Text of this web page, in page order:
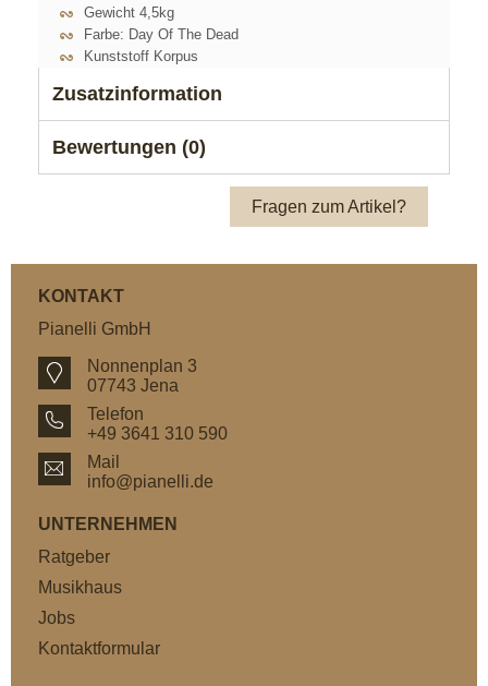
Gewicht 4,5kg
Farbe: Day Of The Dead
Kunststoff Korpus
Zusatzinformation
Bewertungen (0)
Fragen zum Artikel?
KONTAKT
Pianelli GmbH
Nonnenplan 3
07743 Jena
Telefon
+49 3641 310 590
Mail
info@pianelli.de
UNTERNEHMEN
Ratgeber
Musikhaus
Jobs
Kontaktformular